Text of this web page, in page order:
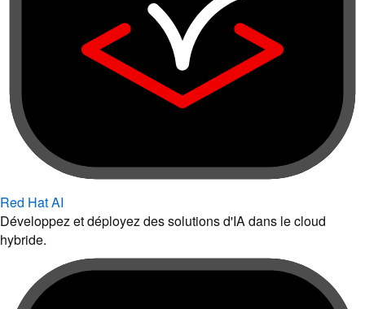
Red Hat AI
Développez et déployez des solutions d'IA dans le cloud
hybride.